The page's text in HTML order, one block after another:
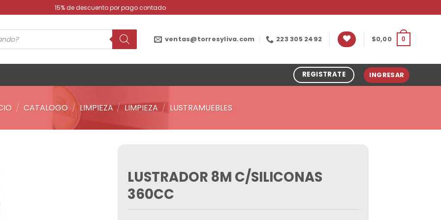
15% de descuento por pago contado
ventas@torresyliva.com 223 305 2492 $0,00 0
REGISTRATE INGRESAR
/ CATALOGO / LIMPIEZA / LIMPIEZA / LUSTRAMUEBLES
LUSTRADOR 8M C/SILICONAS
360CC